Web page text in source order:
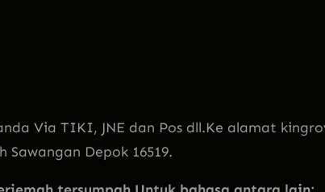
Via TIKI, JNE dan Pos dll.Ke alamat
Sawangan Depok 16519.